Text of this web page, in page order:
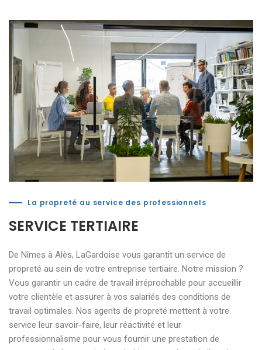
La propreté au service des professionnels
SERVICE TERTIAIRE
De Nîmes à Alès, LaGardoise vous garantit un service de
propreté au sein de votre entreprise tertiaire. Notre mission ?
Vous garantir un cadre de travail irréprochable pour accueillir
votre clientèle et assurer à vos salariés des conditions de
travail optimales. Nos agents de propreté mettent à votre
service leur savoir-faire, leur réactivité et leur
professionnalisme pour vous fournir une prestation de